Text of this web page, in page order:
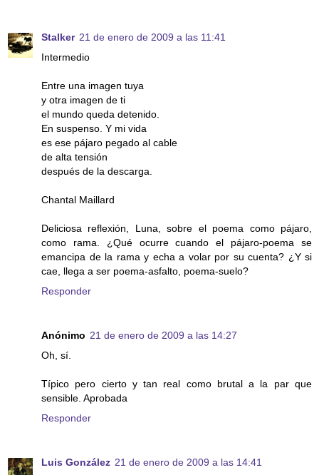
Stalker 21 de enero de 2009 a las 11:41
Intermedio
Entre una imagen tuya
y otra imagen de ti
el mundo queda detenido.
En suspenso. Y mi vida
es ese pájaro pegado al cable
de alta tensión
después de la descarga.
Chantal Maillard
Deliciosa reflexión, Luna, sobre el poema como pájaro,
como rama. ¿Qué ocurre cuando el pájaro-poema se
emancipa de la rama y echa a volar por su cuenta? ¿Y si
cae, llega a ser poema-asfalto, poema-suelo?
Responder
Anónimo 21 de enero de 2009 a las 14:27
Oh, sí.
Típico pero cierto y tan real como brutal a la par que
sensible. Aprobada
Responder
Luis González 21 de enero de 2009 a las 14:41